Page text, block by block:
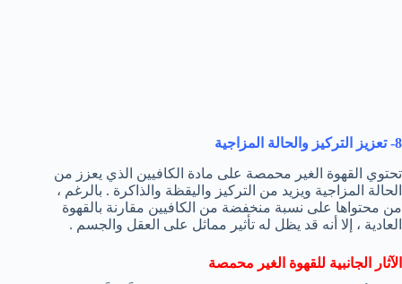
8- تعزيز التركيز والحالة المزاجية
تحتوي القهوة الغير محمصة على مادة الكافيين الذي يعزز من
الحالة المزاجية ويزيد من التركيز واليقظة والذاكرة . بالرغم ،
من محتواها على نسبة منخفضة من الكافيين مقارنة بالقهوة
العادية ، إلا أنه قد يظل له تأثير مماثل على العقل والجسم .
الآثار الجانبية للقهوة الغير محمصة